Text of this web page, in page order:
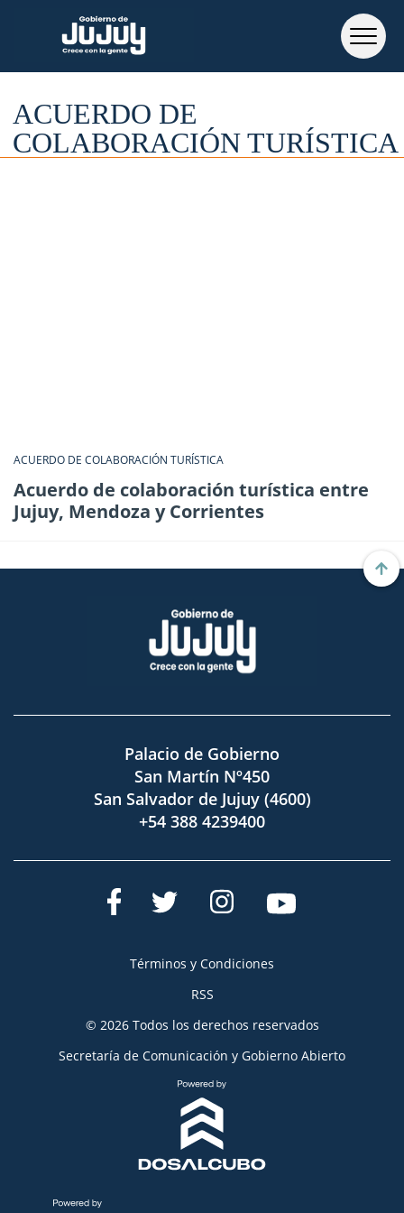
ACUERDO DE
COLABORACIÓN TURÍSTICA
ACUERDO DE COLABORACIÓN TURÍSTICA
Acuerdo de colaboración turística entre
Jujuy, Mendoza y Corrientes
Palacio de Gobierno
San Martín Nº450
San Salvador de Jujuy (4600)
+54 388 4239400
Términos y Condiciones
RSS
© 2026 Todos los derechos reservados
Secretaría de Comunicación y Gobierno Abierto